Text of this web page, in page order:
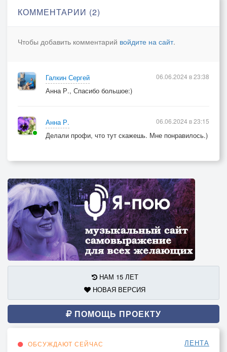
Без тебя погасли звезды
Без тебя не светит солнце
Ну несерьёзно
Небо хмурое в огне
Ну а ты, ты просто приходи ко мне
КОММЕНТАРИИ (2)
Чтобы добавить комментарий войдите на сайт.
Галкин Сергей
Анна Р., Спасибо большое:)
06.06.2024 в 23:38
Анна Р.
Делали профи, что тут скажешь. Мне понравилось.)
06.06.2024 в 23:15
НАМ 15 ЛЕТ
НОВАЯ ВЕРСИЯ
ПОМОЩЬ ПРОЕКТУ
ОБСУЖДАЮТ СЕЙЧАС ЛЕНТА